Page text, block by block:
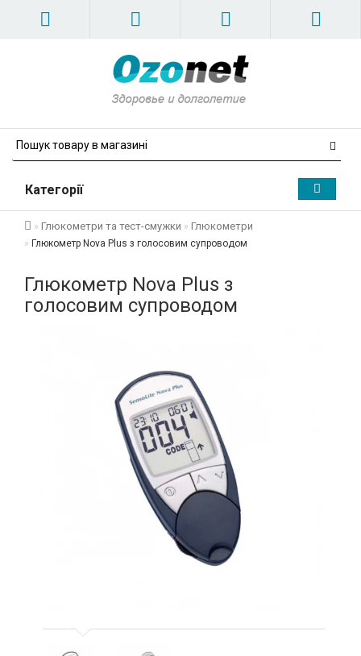
Категорії
Глюкометри та тест-смужки Глюкометри
Глюкометр Nova Plus з голосовим супроводом
Глюкометр Nova Plus з
голосовим супроводом